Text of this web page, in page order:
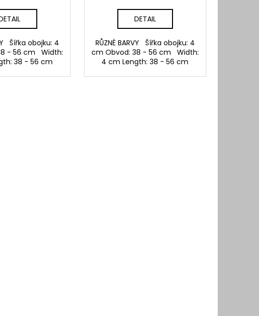
Šířka obojku: 4
- 56 cm Width:
38 - 56 cm
DETAIL
RŮZNÉ BARVY Šířka obojku: 4
cm Obvod: 38 - 56 cm Width:
4 cm Length: 38 - 56 cm